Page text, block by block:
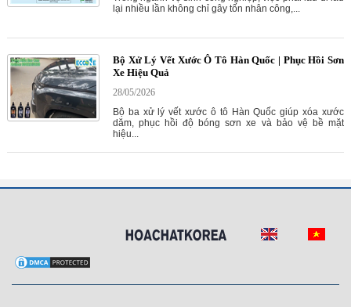
lại nhiều lần không chỉ gây tốn nhân công,...
Bộ Xử Lý Vết Xước Ô Tô Hàn Quốc | Phục Hồi Sơn
Xe Hiệu Quả
28/05/2026
Bộ ba xử lý vết xước ô tô Hàn Quốc giúp xóa xước
dăm, phục hồi độ bóng sơn xe và bảo vệ bề mặt
hiệu...